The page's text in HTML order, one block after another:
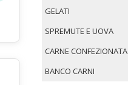
GELATI
SPREMUTE E UOVA
CARNE CONFEZIONATA
BANCO CARNI